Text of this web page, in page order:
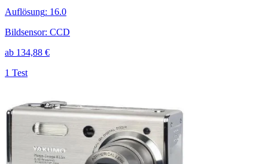
Auflösung: 16.0
Bildsensor: CCD
ab 134,88 €
1 Test